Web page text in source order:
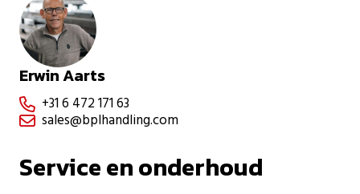
Erwin Aarts
 +31 6 472 171 63
 sales@bplhandling.com
Service en onderhoud